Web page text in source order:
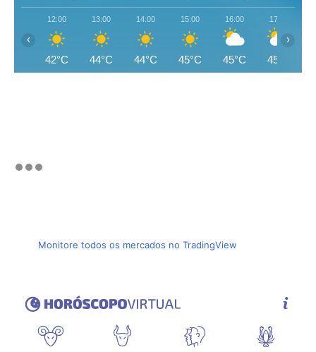
12:00
42°C
13:00
44°C
14:00
44°C
15:00
45°C
16:00
45°C
17:00
45°C
‹ ›
Monitore todos os mercados no TradingView